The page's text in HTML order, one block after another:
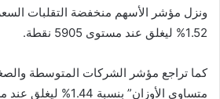
1.52% ليغلق عند مستوى 5905 نقطة.